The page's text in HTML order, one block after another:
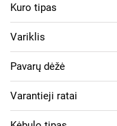
Kuro tipas
Variklis
Pavarų dėžė
Varantieji ratai